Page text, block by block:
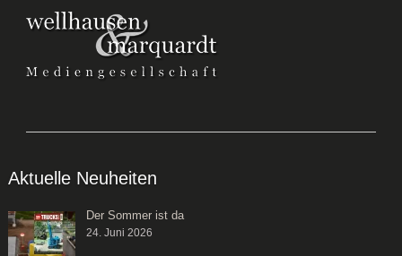
Aktuelle Neuheiten
Der Sommer ist da
24. Juni 2026